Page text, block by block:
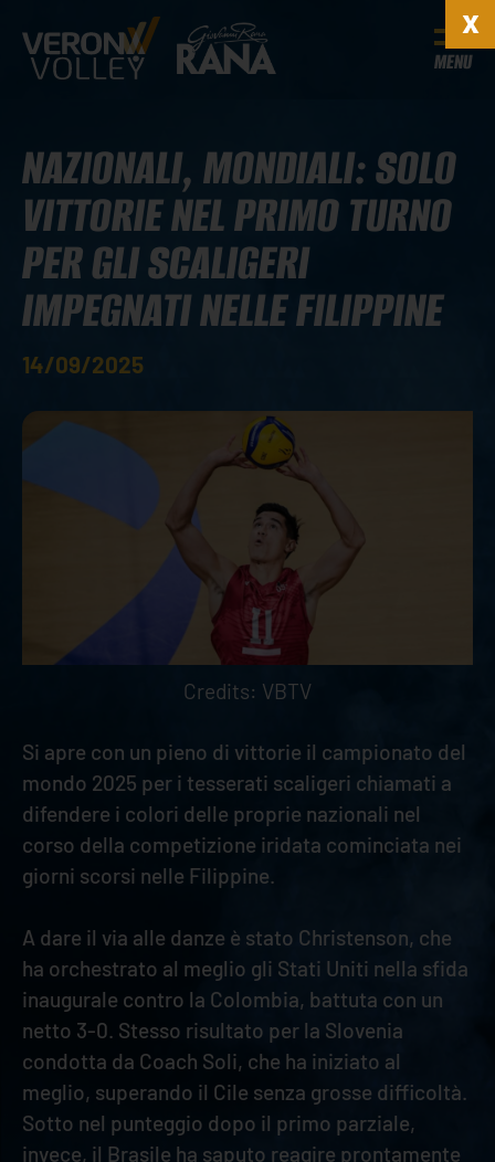
MENU
NAZIONALI, MONDIALI: SOLO
VITTORIE NEL PRIMO TURNO
PER GLI SCALIGERI
IMPEGNATI NELLE FILIPPINE
14/09/2025
Credits: VBTV
Si apre con un pieno di vittorie il campionato del
mondo 2025 per i tesserati scaligeri chiamati a
difendere i colori delle proprie nazionali nel
corso della competizione iridata cominciata nei
giorni scorsi nelle Filippine.
A dare il via alle danze è stato Christenson, che
ha orchestrato al meglio gli Stati Uniti nella sfida
inaugurale contro la Colombia, battuta con un
netto 3-0. Stesso risultato per la Slovenia
condotta da Coach Soli, che ha iniziato al
meglio, superando il Cile senza grosse difficoltà.
Sotto nel punteggio dopo il primo parziale,
invece, il Brasile ha saputo reagire prontamente